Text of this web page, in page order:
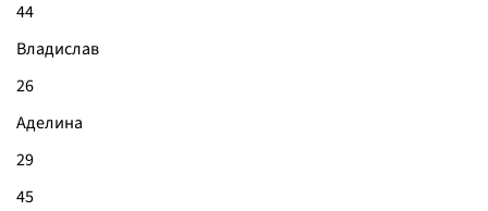
44
Владислав
26
Аделина
29
45